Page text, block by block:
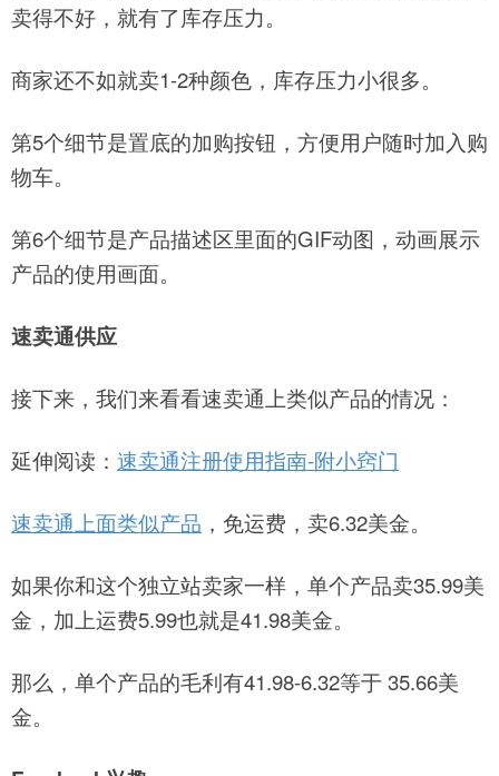
卖得不好，就有了库存压力。
商家还不如就卖1-2种颜色，库存压力小很多。
第5个细节是置底的加购按钮，方便用户随时加入购
物车。
第6个细节是产品描述区里面的GIF动图，动画展示
产品的使用画面。
速卖通供应
接下来，我们来看看速卖通上类似产品的情况：
延伸阅读： 速卖通注册使用指南-附小窍门
速卖通上面类似产品 ，免运费，卖6.32美金。
如果你和这个独立站卖家一样，单个产品卖35.99美
金，加上运费5.99也就是41.98美金。
那么，单个产品的毛利有41.98-6.32等于 35.66美
金。